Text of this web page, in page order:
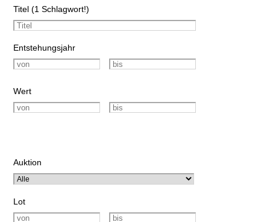
Titel (1 Schlagwort!)
Entstehungsjahr
Wert
Auktion
Lot